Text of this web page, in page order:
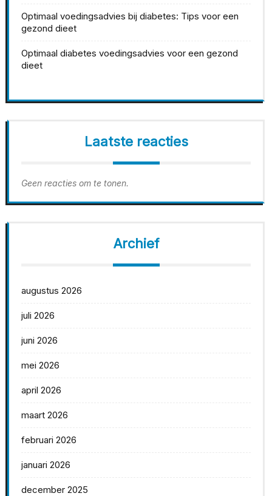
Optimaal voedingsadvies bij diabetes: Tips voor een
gezond dieet
Optimaal diabetes voedingsadvies voor een gezond
dieet
Laatste reacties
Geen reacties om te tonen.
Archief
augustus 2026
juli 2026
juni 2026
mei 2026
april 2026
maart 2026
februari 2026
januari 2026
december 2025